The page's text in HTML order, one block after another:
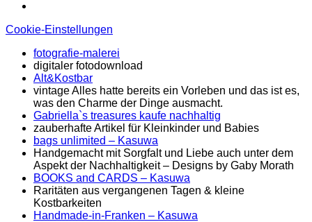
Cookie-Einstellungen
fotografie-malerei
digitaler fotodownload
Alt&Kostbar
vintage Alles hatte bereits ein Vorleben und das ist es,
was den Charme der Dinge ausmacht.
Gabriella`s treasures kaufe nachhaltig
zauberhafte Artikel für Kleinkinder und Babies
bags unlimited – Kasuwa
Handgemacht mit Sorgfalt und Liebe auch unter dem
Aspekt der Nachhaltigkeit – Designs by Gaby Morath
BOOKS and CARDS – Kasuwa
Raritäten aus vergangenen Tagen & kleine
Kostbarkeiten
Handmade-in-Franken – Kasuwa